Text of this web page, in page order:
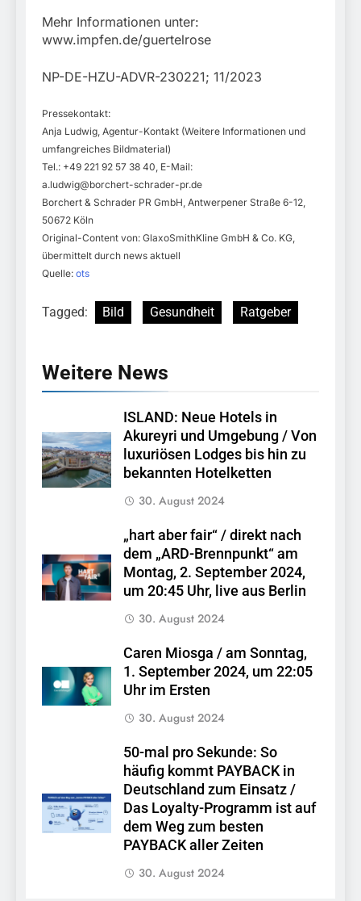
Mehr Informationen unter:
www.impfen.de/guertelrose
NP-DE-HZU-ADVR-230221; 11/2023
Pressekontakt:
Anja Ludwig, Agentur-Kontakt (Weitere Informationen und
umfangreiches Bildmaterial)
Tel.: +49 221 92 57 38 40, E-Mail:
a.ludwig@borchert-schrader-pr.de
Borchert & Schrader PR GmbH, Antwerpener Straße 6-12,
50672 Köln
Original-Content von: GlaxoSmithKline GmbH & Co. KG,
übermittelt durch news aktuell
Quelle: ots
Tagged: Bild Gesundheit Ratgeber
Weitere News
ISLAND: Neue Hotels in
Akureyri und Umgebung / Von
luxuriösen Lodges bis hin zu
bekannten Hotelketten
30. August 2024
„hart aber fair“ / direkt nach
dem „ARD-Brennpunkt“ am
Montag, 2. September 2024,
um 20:45 Uhr, live aus Berlin
30. August 2024
Caren Miosga / am Sonntag,
1. September 2024, um 22:05
Uhr im Ersten
30. August 2024
50-mal pro Sekunde: So
häufig kommt PAYBACK in
Deutschland zum Einsatz /
Das Loyalty-Programm ist auf
dem Weg zum besten
PAYBACK aller Zeiten
30. August 2024